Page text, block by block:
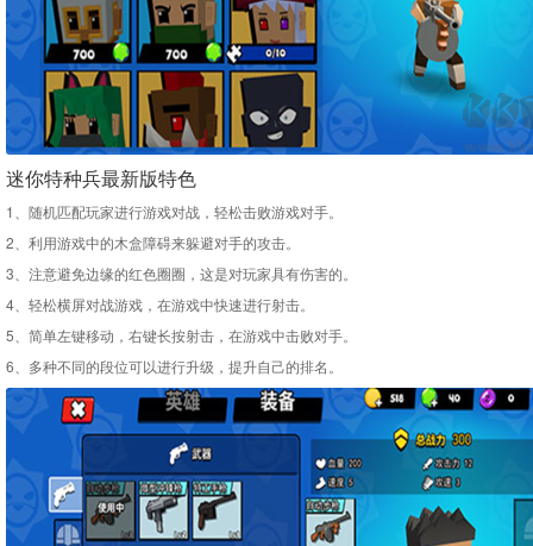
迷你特种兵最新版特色
1、随机匹配玩家进行游戏对战，轻松击败游戏对手。
2、利用游戏中的木盒障碍来躲避对手的攻击。
3、注意避免边缘的红色圈圈，这是对玩家具有伤害的。
4、轻松横屏对战游戏，在游戏中快速进行射击。
5、简单左键移动，右键长按射击，在游戏中击败对手。
6、多种不同的段位可以进行升级，提升自己的排名。